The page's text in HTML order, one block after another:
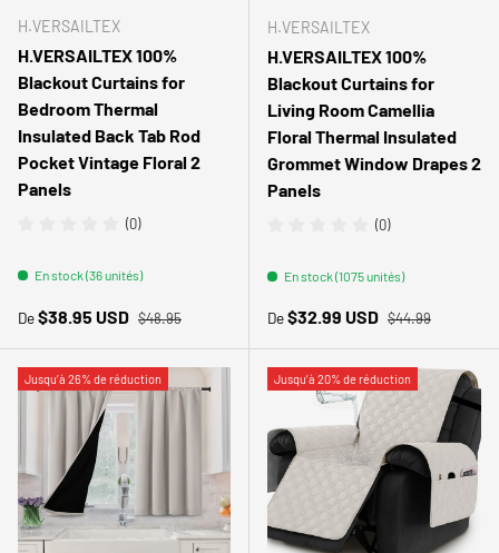
H.VERSAILTEX
H.VERSAILTEX 100%
Blackout Curtains for
Bedroom Thermal
Insulated Back Tab Rod
Pocket Vintage Floral 2
Panels
(0)
En stock (36 unités)
Prix soldé
De$38.95 USD Prix habituel
$48.95
H.VERSAILTEX
H.VERSAILTEX 100%
Blackout Curtains for
Living Room Camellia
Floral Thermal Insulated
Grommet Window Drapes 2
Panels
(0)
En stock (1075 unités)
Prix soldé
De$32.99 USD Prix habituel
$44.99
Jusqu’à 26% de réduction Jusqu’à 20% de réduction